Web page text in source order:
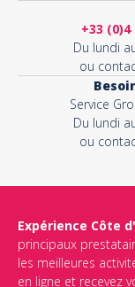
+33 (0)4
Du lundi
ou
Service
Du lundi
ou
Expérience Côte
principaux
les meilleures
en ligne et recevez